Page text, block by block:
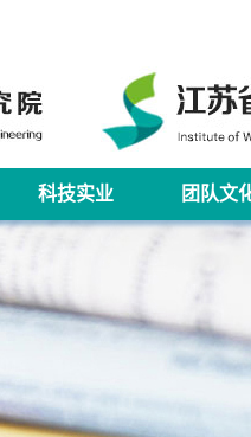
科技实业 团队文